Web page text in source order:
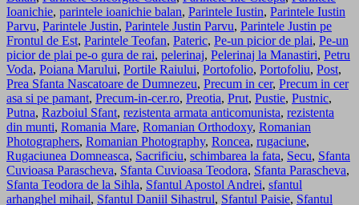
Ioanichie, parintele ioanichie balan, Parintele Iustin, Parintele Iustin
Parvu, Parintele Justin, Parintele Justin Parvu, Parintele Justin pe
Frontul de Est, Parintele Teofan, Pateric, Pe-un picior de plai, Pe-un
picior de plai pe-o gura de rai, pelerinaj, Pelerinaj la Manastiri, Petru
Voda, Poiana Marului, Portile Raiului, Portofolio, Portofoliu, Post,
Prea Sfanta Nascatoare de Dumnezeu, Precum in cer, Precum in cer
asa si pe pamant, Precum-in-cer.ro, Preotia, Prut, Pustie, Pustnic,
Putna, Razboiul Sfant, rezistenta armata anticomunista, rezistenta
din munti, Romania Mare, Romanian Orthodoxy, Romanian
Photographers, Romanian Photography, Roncea, rugaciune,
Rugaciunea Domneasca, Sacrificiu, schimbarea la fata, Secu, Sfanta
Cuvioasa Parascheva, Sfanta Cuvioasa Teodora, Sfanta Parascheva,
Sfanta Teodora de la Sihla, Sfantul Apostol Andrei, sfantul
arhanghel mihail, Sfantul Daniil Sihastrul, Sfantul Paisie, Sfantul